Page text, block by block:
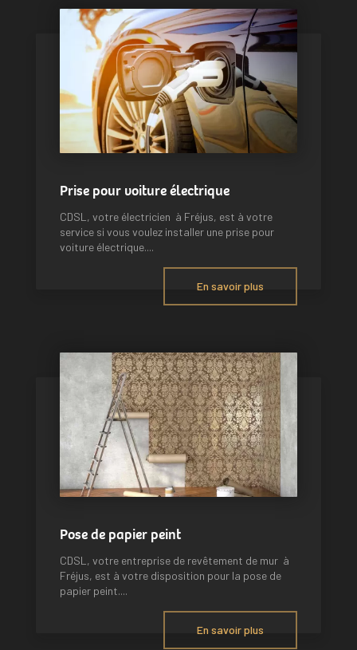
Prise pour voiture électrique
CDSL, votre électricien à Fréjus, est à votre
service si vous voulez installer une prise pour
voiture électrique....
En savoir plus
Pose de papier peint
CDSL, votre entreprise de revêtement de mur à
Fréjus, est à votre disposition pour la pose de
papier peint....
En savoir plus